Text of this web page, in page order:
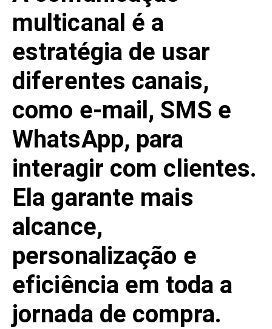
multicanal é a
estratégia de usar
diferentes canais,
como e-mail, SMS e
WhatsApp, para
interagir com clientes.
Ela garante mais
alcance,
personalização e
eficiência em toda a
jornada de compra.